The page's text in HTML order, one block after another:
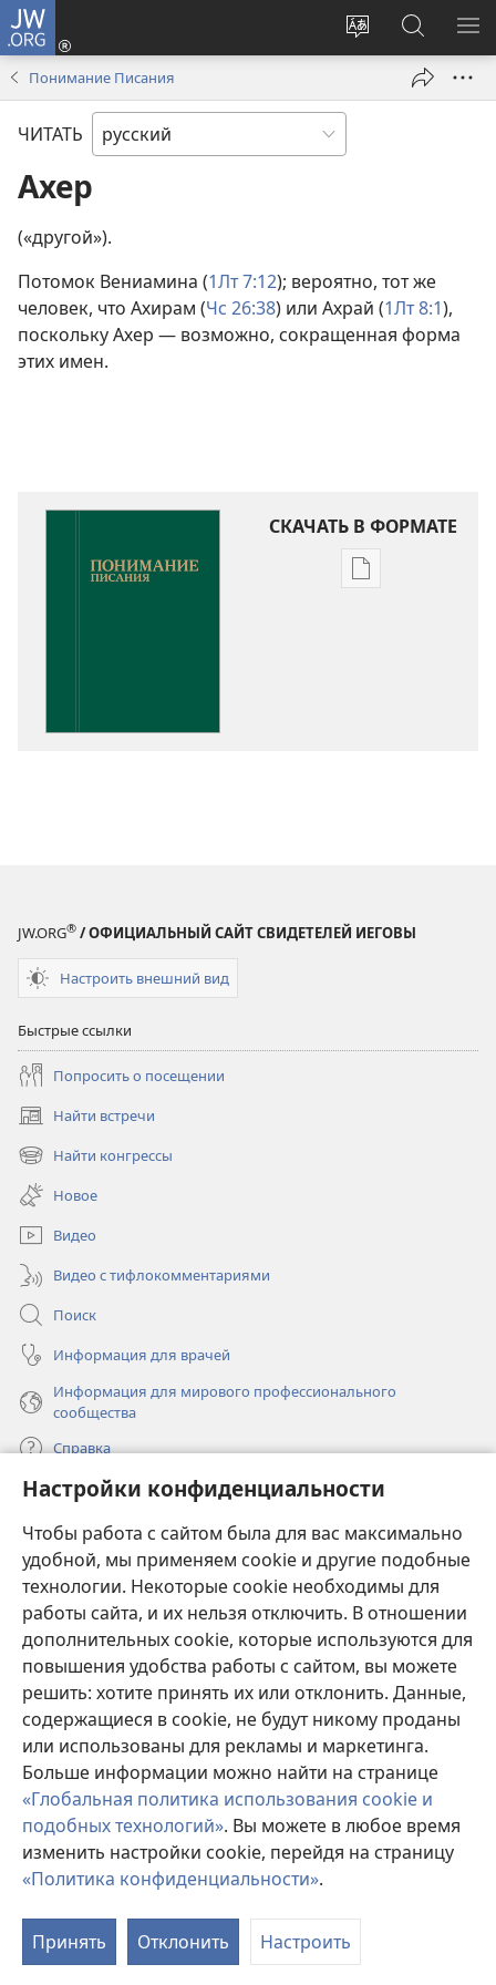
Настройки конфиденциальности
Чтобы работа с сайтом была для вас максимально
удобной, мы применяем cookie и другие подобные
технологии. Некоторые cookie необходимы для
работы сайта, и их нельзя отключить. В отношении
дополнительных cookie, которые используются для
повышения удобства работы с сайтом, вы можете
решить: хотите принять их или отклонить. Данные,
содержащиеся в cookie, не будут никому проданы
или использованы для рекламы и маркетинга.
Больше информации можно найти на странице
«Глобальная политика использования cookie и
подобных технологий». Вы можете в любое время
изменить настройки cookie, перейдя на страницу
«Политика конфиденциальности».
Принять Отклонить Настроить
JW.ORG
Изменить
Войти
(открывается
окне)
Поиск
по
jw.org
Понимание Писания
ЧИТАТЬ
Ахер
(«другой»).
Потомок Вениамина (1Лт 7:12); вероятно, тот же
человек, что Ахирам (Чс 26:38) или Ахрай (1Лт 8:1),
поскольку Ахер — возможно, сокращенная форма
этих имен.
СКАЧАТЬ В ФОРМАТЕ
Варианты
JW.ORG® / ОФИЦИАЛЬНЫЙ САЙТ СВИДЕТЕЛЕЙ ИЕГОВЫ
Настроить внешний вид
Быстрые ссылки
Попросить о посещении
Найти встречи
(открывается
в
новом
окне)
Найти конгрессы
(открывается
новом
окне)
Новое
Видео
Видео с тифлокомментариями
Поиск
Информация для врачей
Информация для мирового профессионального
сообщества
Справка
Пожертвования
в
новом
окне)
ОНЛАЙН-БИБЛИОТЕКА Сторожевой башни
(открывается
новом
окне)
JW Hub®
(открывается
в
новом
окне)
JW Library ®
Watchtower Library
Copyright© 2026 Watch Tower Bible and Tract Society of Pennsylvania.
УСЛОВИЯ ИСПОЛЬЗОВАНИЯ|ПОЛИТИКА
КОНФИДЕНЦИАЛЬНОСТИ
КОНФИДЕНЦИАЛЬНОСТИ